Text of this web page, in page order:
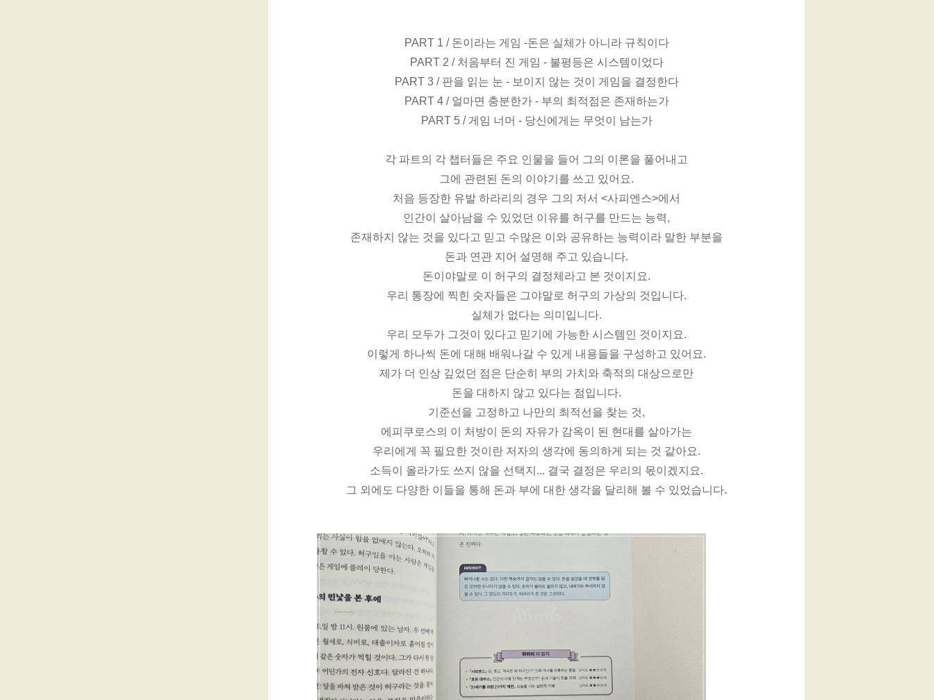
PART 1 / 돈이라는 게임 -돈은 실체가 아니라 규칙이다
PART 2 / 처음부터 진 게임 - 불평등은 시스템이었다
PART 3 / 판을 읽는 눈 - 보이지 않는 것이 게임을 결정한다
PART 4 / 얼마면 충분한가 - 부의 최적점은 존재하는가
PART 5 / 게임 너머 - 당신에게는 무엇이 남는가
각 파트의 각 챕터들은 주요 인물을 들어 그의 이론을 풀어내고
그에 관련된 돈의 이야기를 쓰고 있어요.
처음 등장한 유발 하라리의 경우 그의 저서 <사피엔스>에서
인간이 살아남을 수 있었던 이유를 허구를 만드는 능력,
존재하지 않는 것을 있다고 믿고 수많은 이와 공유하는 능력이라 말한 부분을
돈과 연관 지어 설명해 주고 있습니다.
돈이야말로 이 허구의 결정체라고 본 것이지요.
우리 통장에 찍힌 숫자들은 그야말로 허구의 가상의 것입니다.
실체가 없다는 의미입니다.
우리 모두가 그것이 있다고 믿기에 가능한 시스템인 것이지요.
이렇게 하나씩 돈에 대해 배워나갈 수 있게 내용들을 구성하고 있어요.
제가 더 인상 깊었던 점은 단순히 부의 가치와 축적의 대상으로만
돈을 대하지 않고 있다는 점입니다.
기준선을 고정하고 나만의 최적선을 찾는 것,
에피쿠로스의 이 처방이 돈의 자유가 감옥이 된 현대를 살아가는
우리에게 꼭 필요한 것이란 저자의 생각에 동의하게 되는 것 같아요.
소득이 올라가도 쓰지 않을 선택지... 결국 결정은 우리의 몫이겠지요.
그 외에도 다양한 이들을 통해 돈과 부에 대한 생각을 달리해 볼 수 있었습니다.